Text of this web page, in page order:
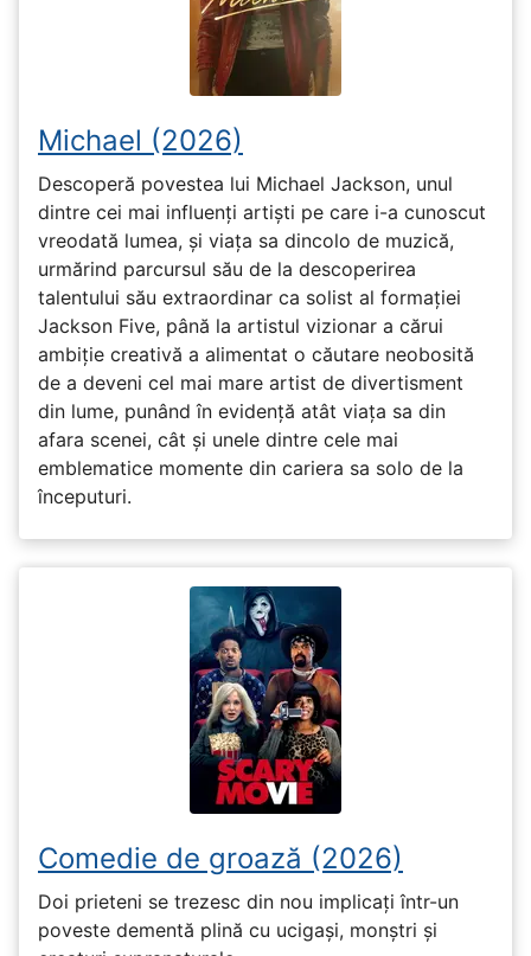
Michael (2026)
Descoperă povestea lui Michael Jackson, unul
dintre cei mai influenți artiști pe care i-a cunoscut
vreodată lumea, și viața sa dincolo de muzică,
urmărind parcursul său de la descoperirea
talentului său extraordinar ca solist al formației
Jackson Five, până la artistul vizionar a cărui
ambiție creativă a alimentat o căutare neobosită
de a deveni cel mai mare artist de divertisment
din lume, punând în evidență atât viața sa din
afara scenei, cât și unele dintre cele mai
emblematice momente din cariera sa solo de la
începuturi.
Comedie de groază (2026)
Doi prieteni se trezesc din nou implicați într-un
poveste dementă plină cu ucigași, monștri și